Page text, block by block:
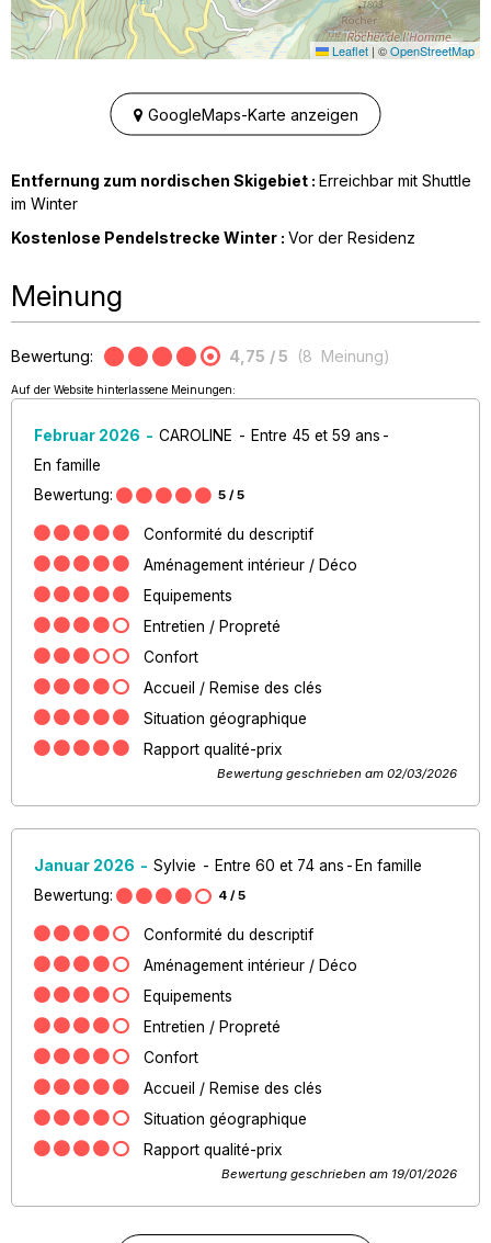
Leaflet | ©OpenStreetMap
GoogleMaps-Karte anzeigen
Entfernung zum nordischen Skigebiet : Erreichbar mit Shuttle
im Winter
Kostenlose Pendelstrecke Winter : Vor der Residenz
Meinung
Bewertung: 4,75 / 5 (8 Meinung)
Auf der Website hinterlassene Meinungen:
Februar 2026 CAROLINE
Entre 45 et 59 ans
En famille
Bewertung:
5 / 5
Conformité du descriptif
Aménagement intérieur / Déco
Equipements
Entretien / Propreté
Confort
Accueil / Remise des clés
Situation géographique
Rapport qualité-prix
Bewertung geschrieben am 02/03/2026
Januar 2026 Sylvie Entre 60 et 74 ans
En famille
Bewertung:
4 / 5
Conformité du descriptif
Aménagement intérieur / Déco
Equipements
Entretien / Propreté
Confort
Accueil / Remise des clés
Situation géographique
Rapport qualité-prix
Bewertung geschrieben am 19/01/2026